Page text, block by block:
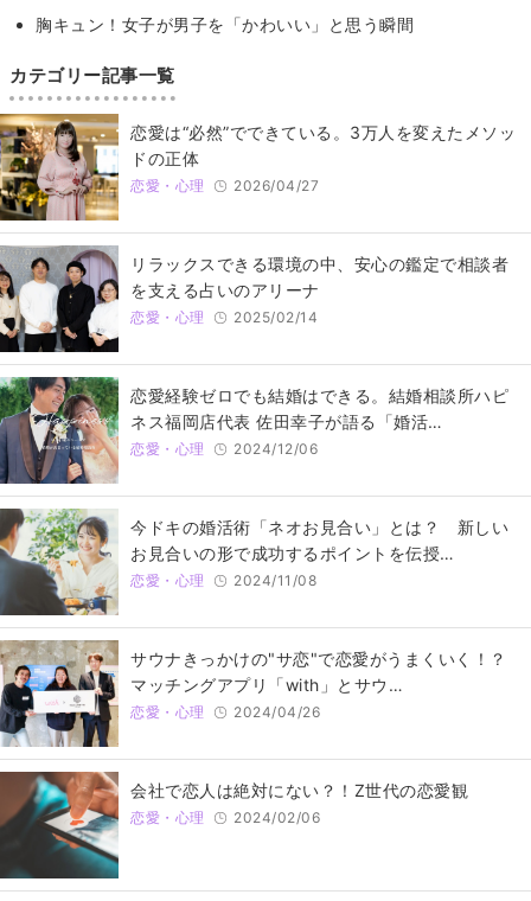
胸キュン！女子が男子を「かわいい」と思う瞬間
カテゴリー記事一覧
恋愛は“必然”でできている。3万人を変えたメソッ
ドの正体
恋愛・心理 2026/04/27
リラックスできる環境の中、安心の鑑定で相談者
を支える占いのアリーナ
恋愛・心理 2025/02/14
恋愛経験ゼロでも結婚はできる。結婚相談所ハピ
ネス福岡店代表 佐田幸子が語る「婚活…
恋愛・心理 2024/12/06
今ドキの婚活術「ネオお見合い」とは？ 新しい
お見合いの形で成功するポイントを伝授…
恋愛・心理 2024/11/08
サウナきっかけの"サ恋"で恋愛がうまくいく！？
マッチングアプリ「with」とサウ…
恋愛・心理 2024/04/26
会社で恋人は絶対にない？！Z世代の恋愛観
恋愛・心理 2024/02/06